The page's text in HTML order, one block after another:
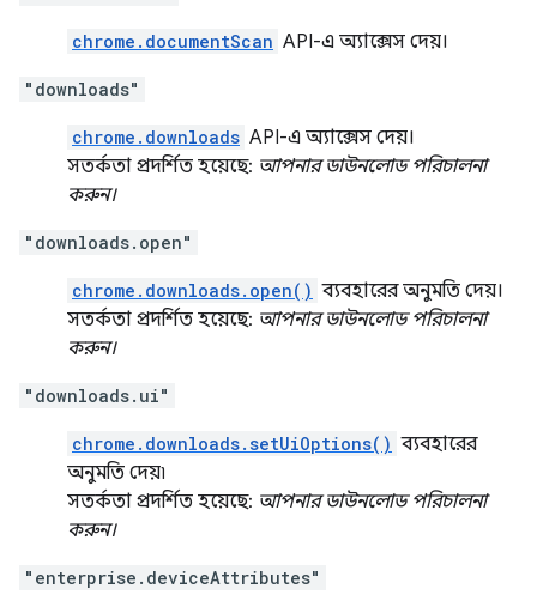
chrome.documentScan API-এ অ্যাক্সেস দেয়।
"downloads"
chrome.downloads API-এ অ্যাক্সেস দেয়।
সতর্কতা প্রদর্শিত হয়েছে: আপনার ডাউনলোড পরিচালনা
করুন।
"downloads.open"
chrome.downloads.open() ব্যবহারের অনুমতি দেয়।
সতর্কতা প্রদর্শিত হয়েছে: আপনার ডাউনলোড পরিচালনা
করুন।
"downloads.ui"
chrome.downloads.setUiOptions() ব্যবহারের
অনুমতি দেয়৷
সতর্কতা প্রদর্শিত হয়েছে: আপনার ডাউনলোড পরিচালনা
করুন।
"enterprise.deviceAttributes"